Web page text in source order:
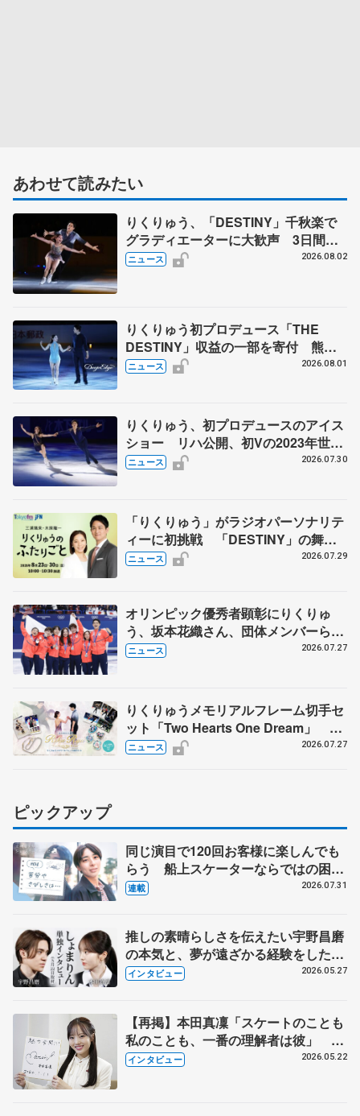
あわせて読みたい
りくりゅう、「DESTINY」千秋楽で
グラディエーターに大歓声 3日間の
計4公演で延べ約１万8千人動員、三浦
ニュース 2026.08.02
りくりゅう初プロデュース「THE
DESTINY」収益の一部を寄付 熊本
地震、被災者支援
ニュース 2026.08.01
りくりゅう、初プロデュースのアイス
ショー リハ公開、初Vの2023年世界
選手権のSP披露 ハゼボロ、チョク
ニュース 2026.07.30
「りくりゅう」がラジオパーソナリテ
ィーに初挑戦 「DESTINY」の舞台
裏エピソードも
ニュース 2026.07.29
オリンピック優秀者顕彰にりくりゅ
う、坂本花織さん、団体メンバーら
8月7日に文科省が表彰式、ブルーノ・
ニュース 2026.07.27
りくりゅうメモリアルフレーム切手セ
ット「Two Hearts One Dream」 受
注生産、7月29日受け付け開始
ニュース 2026.07.27
ピックアップ
同じ演目で120回お客様に楽しんでも
らう 船上スケーターならではの困難
とは 影響あったPIW前キャプテン松
連載 2026.07.31
推しの素晴らしさを伝えたい宇野昌磨
の本気と、夢が遠ざかる経験をした本
田真凜の覚悟
インタビュー 2026.05.27
【再掲】本田真凜「スケートのことも
私のことも、一番の理解者は彼」 引
退時の単独インタビューで語った競技
インタビュー 2026.05.22